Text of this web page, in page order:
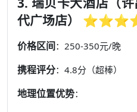
代广场店）
价格区间：250-350元/晚
携程评分：4.8分（超棒）
地理位置优势：